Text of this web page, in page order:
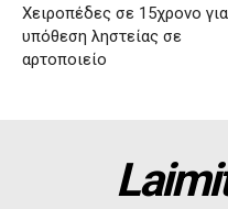
Χειροπέδες σε 15χρονο για
υπόθεση ληστείας σε
αρτοποιείο